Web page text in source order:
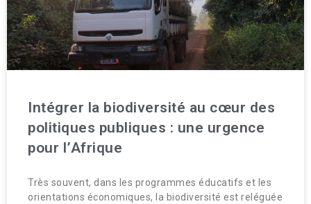
Intégrer la biodiversité au cœur des
politiques publiques : une urgence
pour l’Afrique
Très souvent, dans les programmes éducatifs et les
orientations économiques, la biodiversité est reléguée